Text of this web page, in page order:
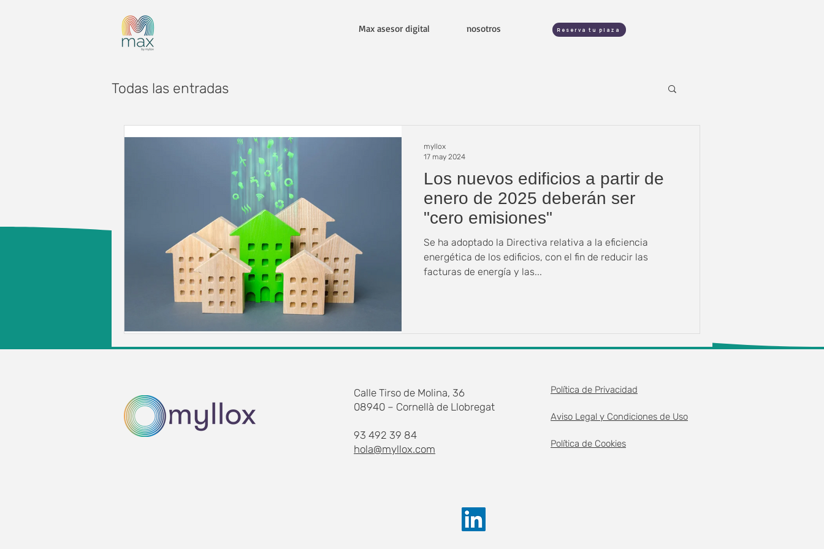
Max asesor digital nosotros contacto
Reserva tu plaza
Todas las entradas
Los nuevos edificios a partir de
enero de 2025 deberán ser
"cero emisiones"
Se ha adoptado la Directiva relativa a la eficiencia
energética de los edificios, con el fin de reducir las
facturas de energía y las...
myllox
17 may 2024
Calle Tirso de Molina, 36
08940 – Cornellà de Llobregat
93 492 39 84
hola@myllox.com
Política de Privacidad
Aviso Legal y Condiciones de Uso
Política de Cookies